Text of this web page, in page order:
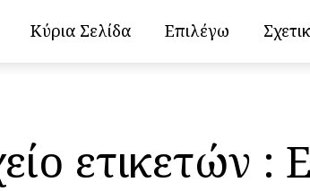
Κύρια Σελίδα Επιλέγω
ετικετών :